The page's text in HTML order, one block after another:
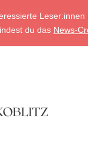
Leser:innen
du das News-